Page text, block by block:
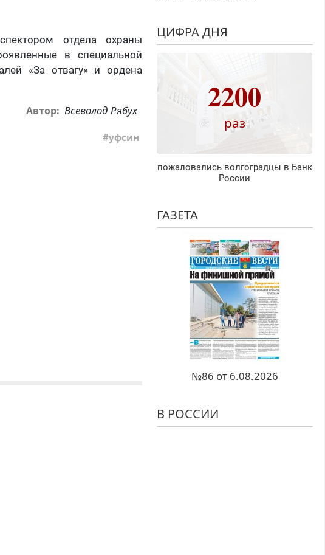
отдела охраны
в специальной
«За отвагу» и ордена
Автор: Всеволод Рябух
уфсин
ЦИФРА ДНЯ
2200
раз
пожаловались волгоградцы в Банк
России
ГАЗЕТА
№86 от 6.08.2026
В РОССИИ